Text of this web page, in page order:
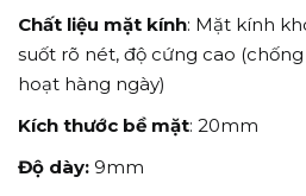
Chất liệu mặt kính: Mặt kính
suốt rõ nét, độ cứng cao
hoạt hàng ngày)
Kích thước bề mặt: 20mm
Độ dày: 9mm